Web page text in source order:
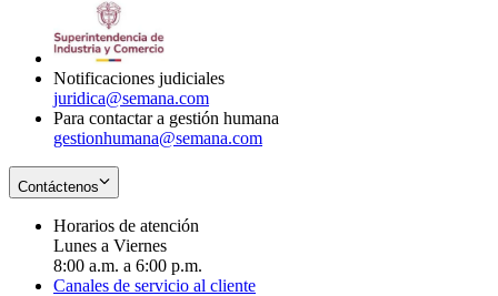
Notificaciones judiciales
juridica@semana.com
Para contactar a gestión humana
gestionhumana@semana.com
Contáctenos
Horarios de atención
Lunes a Viernes
8:00 a.m. a 6:00 p.m.
Canales de servicio al cliente